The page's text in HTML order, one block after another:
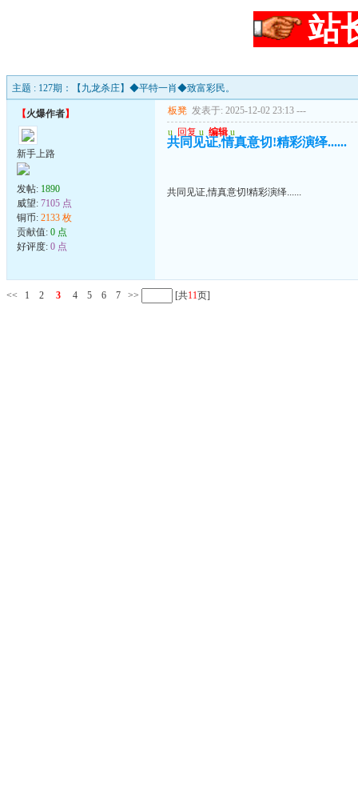
站
主题 : 127期：【九龙杀庄】◆平特一肖◆致富彩民。
【火爆作者】
新手上路
发帖: 1890
威望: 7105 点
铜币: 2133 枚
贡献值: 0 点
好评度: 0 点
板凳 发表于: 2025-12-02 23:13 ---
u 回复 u 编辑 u
共同见证,情真意切!精彩演绎......
共同见证,情真意切!精彩演绎......
<< 1 2 3 4 5 6 7 >> [共11页]